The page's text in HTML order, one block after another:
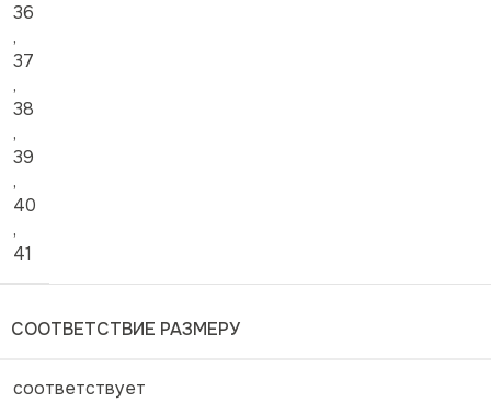
36
,
37
,
38
,
39
,
40
,
41
СООТВЕТСТВИЕ РАЗМЕРУ
соответствует